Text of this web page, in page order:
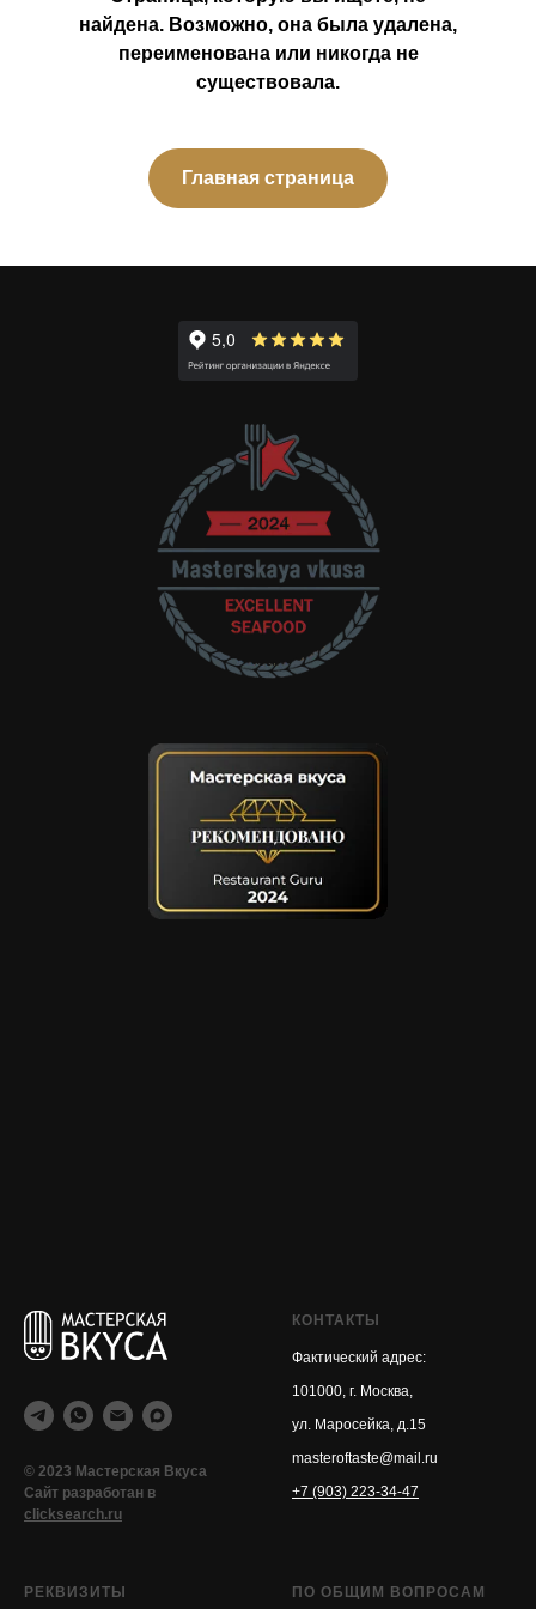
найдена. Возможно, она была удалена,
переименована или никогда не
существовала.
Главная страница
© 2023 Мастерская Вкуса
Сайт разработан в
clicksearch.ru
КОНТАКТЫ
Фактический адрес:
101000, г. Москва,
ул. Маросейка, д.15
masteroftaste@mail.ru
+7 (903) 223-34-47
РЕКВИЗИТЫ ПО ОБЩИМ ВОПРОСАМ